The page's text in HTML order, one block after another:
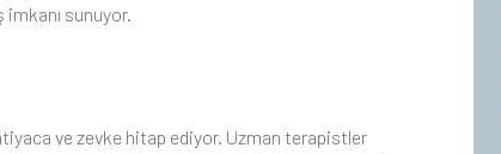
sunuyor.
ve zevke hitap ediyor. Uzman terapistler